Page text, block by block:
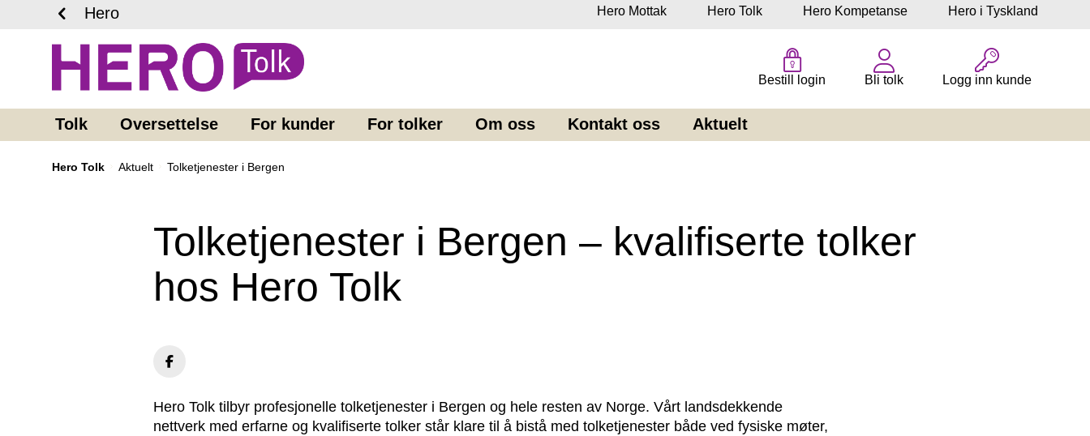
Hero Hero Mottak Hero Tolk Hero Kompetanse Hero i Tyskland
Bestill login Bli tolk Logg inn kunde
Tolk Oversettelse For kunder For tolker Om oss Kontakt oss Aktuelt
Hero Tolk Aktuelt Tolketjenester i Bergen
Tolketjenester i Bergen – kvalifiserte tolker
hos Hero Tolk
Hero Tolk tilbyr profesjonelle tolketjenester i Bergen og hele resten av Norge. Vårt landsdekkende
nettverk med erfarne og kvalifiserte tolker står klare til å bistå med tolketjenester både ved fysiske møter,